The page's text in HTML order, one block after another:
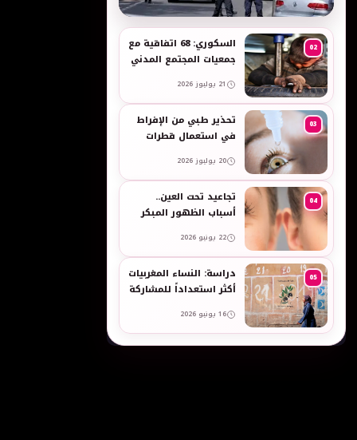
به
02
السكوري: 68 اتفاقية مع
جمعيات المجتمع المدني
والنساء في العمل
21 يوليوز 2026
03
تحذير طبي من الإفراط
في استعمال قطرات
المضيقة للأوعية
20 يوليوز 2026
04
تجاعيد تحت العين..
أسباب الظهور المبكر
بالبشرة الحساسة -
taroudant press
22 يونيو 2026
05
دراسة: النساء المغربيات
أكثر استعداداً للمشاركة
بالرجال
16 يونيو 2026